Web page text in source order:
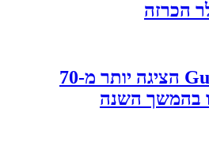
Guerrilla Collective הציגה יותר מ-70
בהמשך השנה